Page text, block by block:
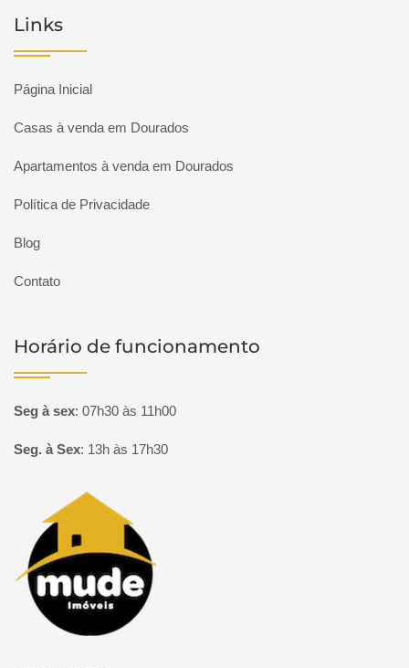
Links
Página Inicial
Casas à venda em Dourados
Apartamentos à venda em Dourados
Política de Privacidade
Blog
Contato
Horário de funcionamento
Seg à sex: 07h30 às 11h00
Seg. à Sex: 13h às 17h30
Página inicial